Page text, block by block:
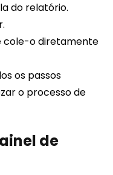
do relatório.
cole-o diretamente
os passos
o processo de
de